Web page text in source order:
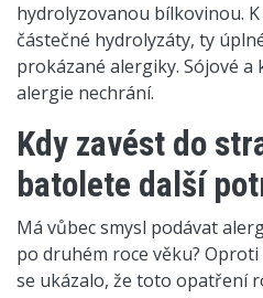
hydrolyzovanou bílkovinou.
částečné hydrolyzáty, ty
prokázané alergiky. Sójové
alergie nechrání.
Kdy zavést do
batolete další
Má vůbec smysl podávat
po druhém roce věku?
se ukázalo, že toto opatření